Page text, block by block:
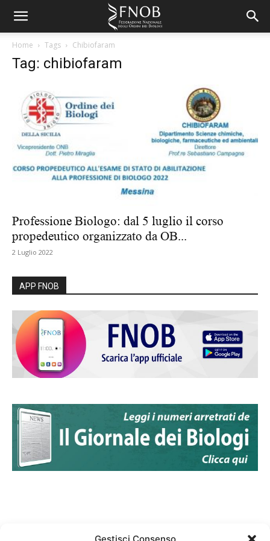
Home Tags Chibiofaram
Tag: chibiofaram
Professione Biologo: dal 5 luglio il corso
propedeutico organizzato da OB...
2 Luglio 2022
APP FNOB